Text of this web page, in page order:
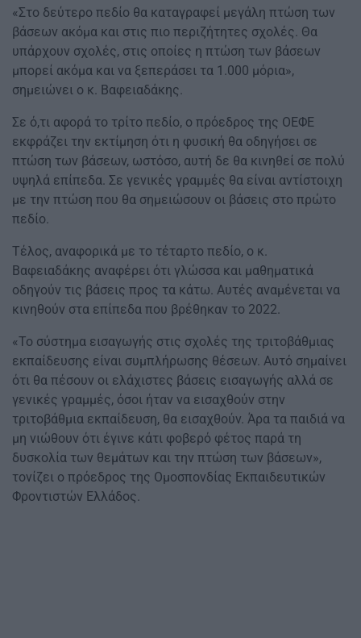
«Στο δεύτερο πεδίο θα καταγραφεί μεγάλη πτώση των
βάσεων ακόμα και στις πιο περιζήτητες σχολές. Θα
υπάρχουν σχολές, στις οποίες η πτώση των βάσεων
μπορεί ακόμα και να ξεπεράσει τα 1.000 μόρια»,
σημειώνει ο κ. Βαφειαδάκης.
Σε ό,τι αφορά το τρίτο πεδίο, ο πρόεδρος της ΟΕΦΕ
εκφράζει την εκτίμηση ότι η φυσική θα οδηγήσει σε
πτώση των βάσεων, ωστόσο, αυτή δε θα κινηθεί σε πολύ
υψηλά επίπεδα. Σε γενικές γραμμές θα είναι αντίστοιχη
με την πτώση που θα σημειώσουν οι βάσεις στο πρώτο
πεδίο.
Τέλος, αναφορικά με το τέταρτο πεδίο, ο κ.
Βαφειαδάκης αναφέρει ότι γλώσσα και μαθηματικά
οδηγούν τις βάσεις προς τα κάτω. Αυτές αναμένεται να
κινηθούν στα επίπεδα που βρέθηκαν το 2022.
«Το σύστημα εισαγωγής στις σχολές της τριτοβάθμιας
εκπαίδευσης είναι συμπλήρωσης θέσεων. Αυτό σημαίνει
ότι θα πέσουν οι ελάχιστες βάσεις εισαγωγής αλλά σε
γενικές γραμμές, όσοι ήταν να εισαχθούν στην
τριτοβάθμια εκπαίδευση, θα εισαχθούν. Άρα τα παιδιά να
μη νιώθουν ότι έγινε κάτι φοβερό φέτος παρά τη
δυσκολία των θεμάτων και την πτώση των βάσεων»,
τονίζει ο πρόεδρος της Ομοσπονδίας Εκπαιδευτικών
Φροντιστών Ελλάδος.